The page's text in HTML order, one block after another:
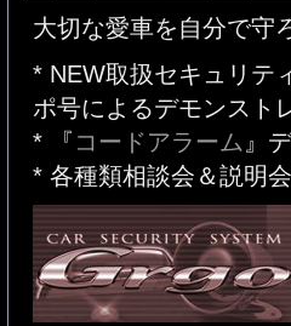
大切な愛車を自分で守
* NEW取扱セキュリ
ポ号によるデモンス
* 『 コードアラーム 』
* 各種類相談会＆説明会